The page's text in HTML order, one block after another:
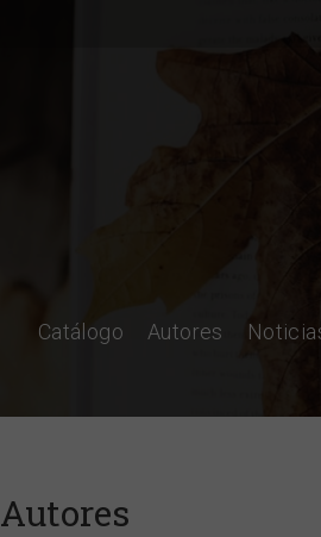
Catálogo Autores
Autores